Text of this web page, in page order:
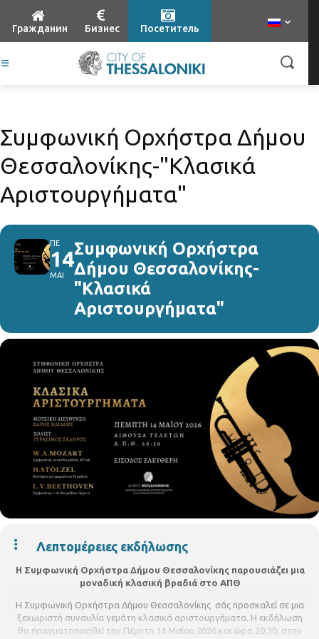
Гражданин Бизнес Посетитель
Συμφωνική Ορχήστρα Δήμου
Θεσσαλονίκης-"Κλασικά
Αριστουργήματα"
ΠΕ
14
ΜΑΙ
Συμφωνική Ορχήστρα
Δήμου Θεσσαλονίκης-
"Κλασικά
Αριστουργήματα"
Λεπτομέρειες εκδήλωσης
Η Συμφωνική Ορχήστρα Δήμου Θεσσαλονίκης παρουσιάζει μια
μοναδική κλασική βραδιά στο ΑΠΘ
Η Συμφωνική Ορχήστρα Δήμου Θεσσαλονίκης σάς προσκαλεί σε μια
ξεχωριστή συναυλία γεμάτη κλασικά αριστουργήματα. Η εκδήλωση
θα πραγματοποιηθεί την Πέμπτη 14 Μαΐου 2026 και ώρα 20:30, στην